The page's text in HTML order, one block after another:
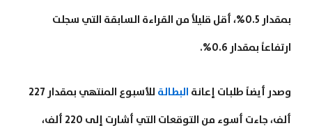
بمقدار 0.5%، أقل قليلاً من القراءة السابقة التي سجلت
ارتفاعاً بمقدار 0.6%.
وصدر أيضاً طلبات إعانة البطالة
للأسبوع المنتهي بمقدار 227
ألف، جاءت أسوء من التوقعات التي أشارت إلى 220 ألف،